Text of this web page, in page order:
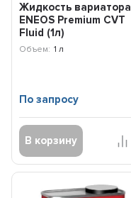
Жидкость вариатора
ENEOS Premium CVT
Fluid (1л)
8809478942070
Объем: 1 л
По запросу
В корзину